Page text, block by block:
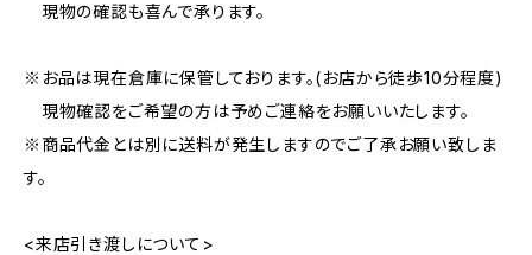
現物の確認も喜んで承ります。
※お品は現在倉庫に保管しております。(お店から徒歩10分程度)
現物確認をご希望の方は予めご連絡をお願いいたします。
※商品代金とは別に送料が発生しますのでご了承お願い致しま
す。
<来店引き渡しについて>